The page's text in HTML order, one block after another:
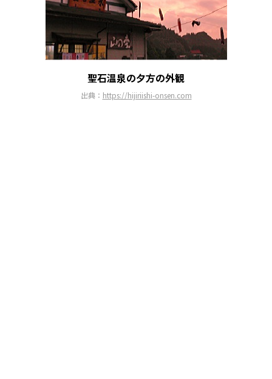
聖石温泉の夕方の外観
出典： https://hijiriishi-onsen.com